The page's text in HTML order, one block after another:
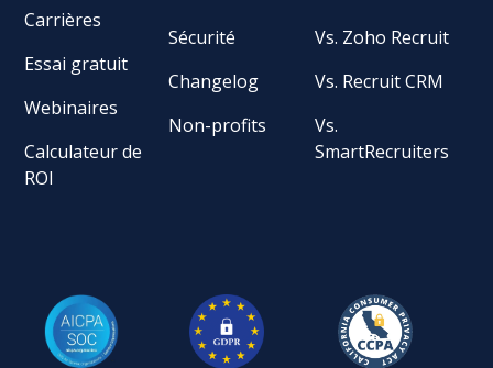
Carrières
Essai gratuit
Webinaires
Calculateur de
ROI
Sécurité
Changelog
Non-profits
Vs. Zoho Recruit
Vs. Recruit CRM
Vs.
SmartRecruiters